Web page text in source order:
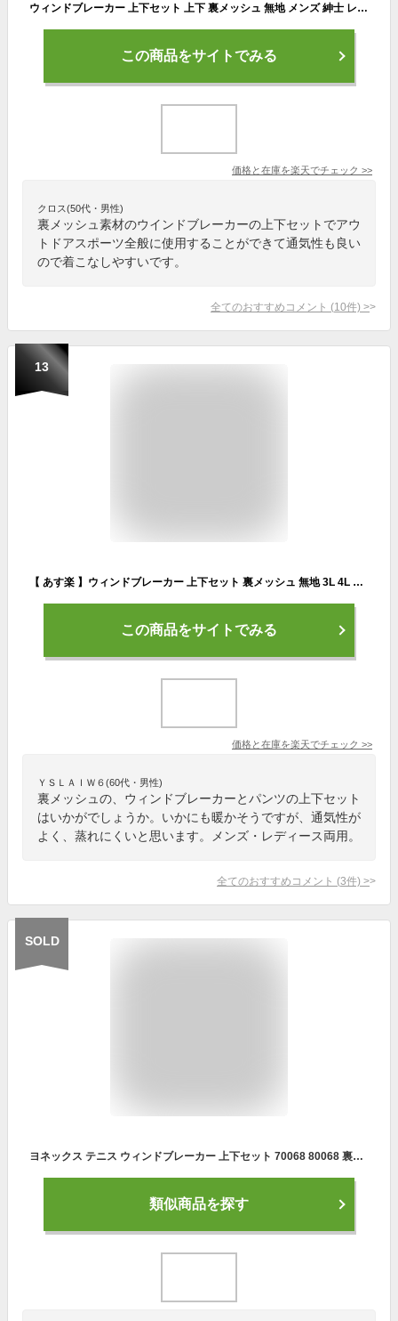
ウィンドブレーカー 上下セット 上下 裏メッシュ 無地 メンズ 紳士 レディース 薄手 メッシュ 野球 サッカー テニス ジャージ シャカシャカ シャカパン ジョギング ランニング 運動 ジム 秋 冬 部屋着 暖かい セットアップ 大きいサイズ ランニングウェア 散歩
この商品をサイトでみる
価格と在庫を楽天でチェック >>
クロス(50代・男性)
裏メッシュ素材のウインドブレーカーの上下セットでアウ
トドアスポーツ全般に使用することができて通気性も良い
ので着こなしやすいです。
全てのおすすめコメント (10件) >
13
【 あす楽 】ウィンドブレーカー 上下セット 裏メッシュ 無地 3L 4L メンズ 紳士 レディース 薄手 メッシュ 野球 テニス ゴルフ ジャージ シャカシャカ シャカパン ジョギング ランニング 運動 ジム 秋 冬 部屋着 暖かい セットアップ 大きいサイズ XXL 3XL ランニングウェア
この商品をサイトでみる
価格と在庫を楽天でチェック >>
ＹＳＬＡＩＷ６(60代・男性)
裏メッシュの、ウィンドブレーカーとパンツの上下セット
はいかがでしょうか。いかにも暖かそうですが、通気性が
よく、蒸れにくいと思います。メンズ・レディース両用。
全てのおすすめコメント (3件) >
SOLD
ヨネックス テニス ウィンドブレーカー 上下セット 70068 80068 裏地付ウィンドウォーマーシャツ・パンツ メンズ ユニセックス 2019AW 2019秋冬 防寒 あったか 寒さ対策
類似商品を探す